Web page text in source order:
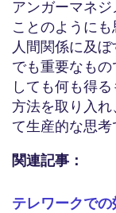
アンガーマネ
ことのように
人間関係に及
でも重要なも
しても何も得
方法を取り入
て生産的な思考
関連記事：
テレワークで